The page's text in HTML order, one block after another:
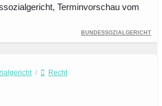
Terminvorschau vom
Bundessozialgericht
/
Recht